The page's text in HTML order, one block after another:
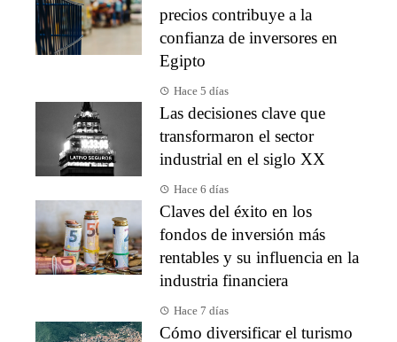
precios contribuye a la
confianza de inversores en
Egipto
Hace 5 días
Las decisiones clave que
transformaron el sector
industrial en el siglo XX
Hace 6 días
Claves del éxito en los
fondos de inversión más
rentables y su influencia en la
industria financiera
Hace 7 días
Cómo diversificar el turismo